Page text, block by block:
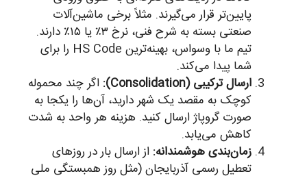
پایین‌تر قرار می‌گیرند. مثلاً برخی ماشین‌آلات
صنعتی بسته به شرح فنی، نرخ ۳٪ یا ۱۵٪ دارند.
تیم ما با وسواس، بهینه‌ترین HS Code را برای
شما پیدا می‌کند.
ارسال ترکیبی (Consolidation):
اگر چند محموله
کوچک به مقصد یک شهر دارید، آن‌ها را یکجا به
صورت گروپاژ ارسال کنید. هزینه هر واحد به شدت
کاهش می‌یابد.
زمان‌بندی هوشمندانه:از ارسال بار در روزهای
تعطیل رسمی آذربایجان (مثل روز همبستگی ملی